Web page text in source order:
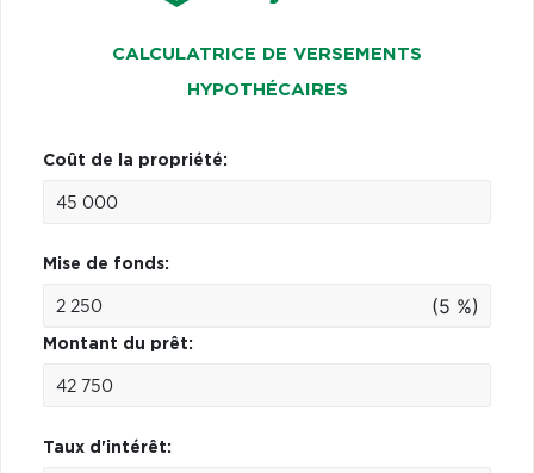
CALCULATRICE DE VERSEMENTS
HYPOTHÉCAIRES
Coût de la propriété:
Mise de fonds:
(5 %)
Montant du prêt:
Taux d'intérêt: